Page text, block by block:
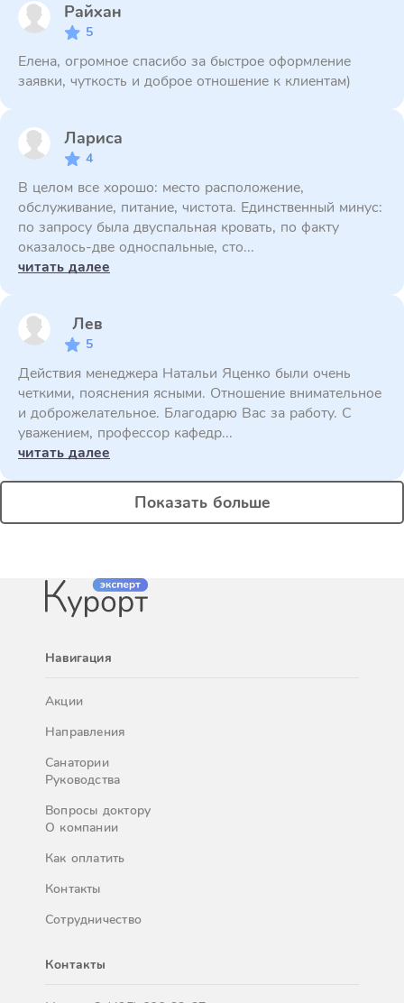
Райхан
5
Елена, огромное спасибо за быстрое оформление
заявки, чуткость и доброе отношение к клиентам)
Лариса
4
В целом все хорошо: место расположение,
обслуживание, питание, чистота. Единственный минус:
по запросу была двуспальная кровать, по факту
оказалось-две односпальные, сто...
читать далее
Лев
5
Действия менеджера Натальи Яценко были очень
четкими, пояснения ясными. Отношение внимательное
и доброжелательное. Благодарю Вас за работу. С
уважением, профессор кафедр...
читать далее
Показать больше
Навигация
Акции
Направления
Санатории
Руководства
Вопросы доктору
О компании
Как оплатить
Контакты
Сотрудничество
Контакты